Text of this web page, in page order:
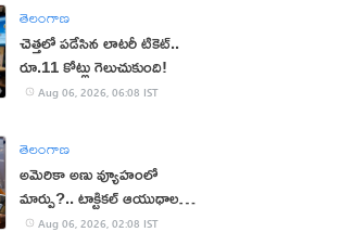
తెలంగాణ
చెత్తలో పడేసిన లాటరీ టికెట్..
రూ.11 కోట్లు గెలుచుకుంది!
Aug 06, 2026, 06:08 IST
తెలంగాణ
అమెరికా అణు వ్యూహంలో
మార్పు?.. టాక్టికల్ ఆయుధాలకు
ప్రాధాన్యం!
Aug 06, 2026, 02:08 IST